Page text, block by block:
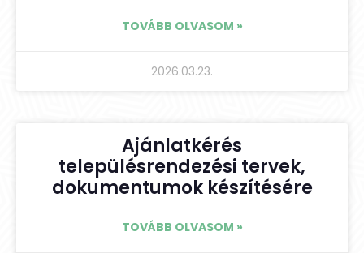
TOVÁBB OLVASOM »
2026.03.23.
Ajánlatkérés
településrendezési tervek,
dokumentumok készítésére
TOVÁBB OLVASOM »